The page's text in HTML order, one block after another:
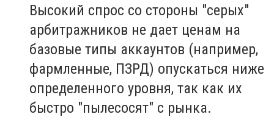
Высокий спрос со стороны "серых"
арбитражников не дает ценам на
базовые типы аккаунтов (например,
фармленные, ПЗРД) опускаться ниже
определенного уровня, так как их
быстро "пылесосят" с рынка.